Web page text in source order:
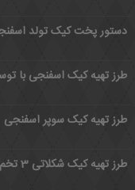
دستور پخت کیک تولد اسفنجی ۳ تخم
طرز تهیه کیک اسفنجی با
طرز تهیه کیک سوپر اسفنجی
طرز تهیه کیک شکلاتی 3 تخم مرغی